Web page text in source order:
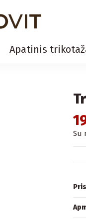
Apatinis
Su